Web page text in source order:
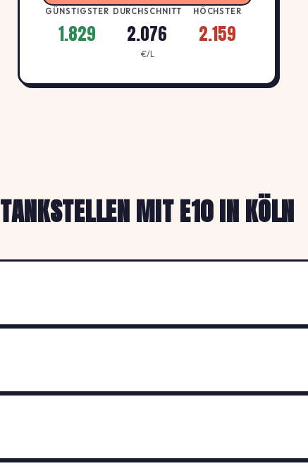
GÜNSTIGSTER
1.829
DURCHSCHNITT
2.076
HÖCHSTER
2.159
€/L
TANKSTELLEN MIT E10 IN KÖLN